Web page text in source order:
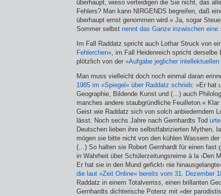
überhaupt, wieso verteidigen die Sie nicht, das
Fehlers? Man kann NIRGENDS begreifen, daß
überhaupt ernst genommen wird.« Ja, sogar
Sommer selbst nennt das Ganze inzwischen eine
Im Fall Raddatz spricht auch Lothar Struck von
Fehlerchen«, im Fall Heidenreich spricht derselbe
plötzlich von der »Aufgabe jeglicher
Man muss vielleicht doch noch einmal daran
1985 im »Spiegel« über Raddatz schrieb: »Er hat
Geographie, Bildende Kunst und (…) auch
manches andere staubgründliche Feuilleton.«
Geist wie Raddatz sich von solch anbiederndem
lässt. Noch sechs Jahre nach Gernhardts Tod
Deutschen lieben ihre selbstfabrizierten Mythen,
mögen sie bitte nicht von den kühlen Wassern
(…) So halten sie Robert Gernhardt für einen fast
in Wahrheit über Schülerzeitungsreime à la ›Den
Er hat sie in den Mund gefickt‹ nie
die laut »Zeit Online« bereits vom 31. Dezember
Raddatz in einem Totalverriss, einen brillanten
Gernhardts dichterische Potenz mit »der